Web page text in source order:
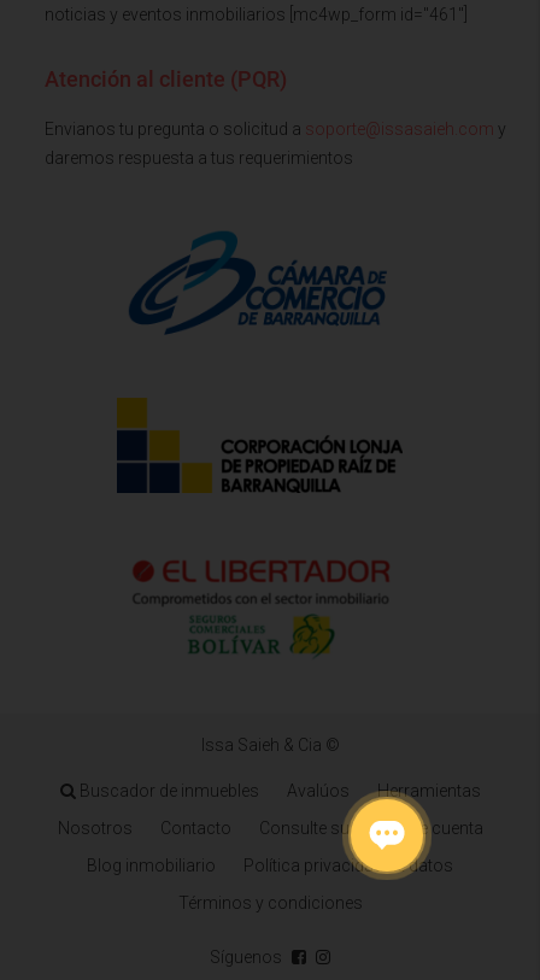
noticias y eventos inmobiliarios [mc4wp_form id="461"]
Atención al cliente (PQR)
Envianos tu pregunta o solicitud a soporte@issasaieh.com y
daremos respuesta a tus requerimientos
Issa Saieh & Cia ©
Buscador de inmuebles Avalúos
Herramientas
Nosotros
Contacto
Consulte su estado de cuenta
Blog inmobiliario
Política privacidad de datos
Términos y condiciones
Síguenos